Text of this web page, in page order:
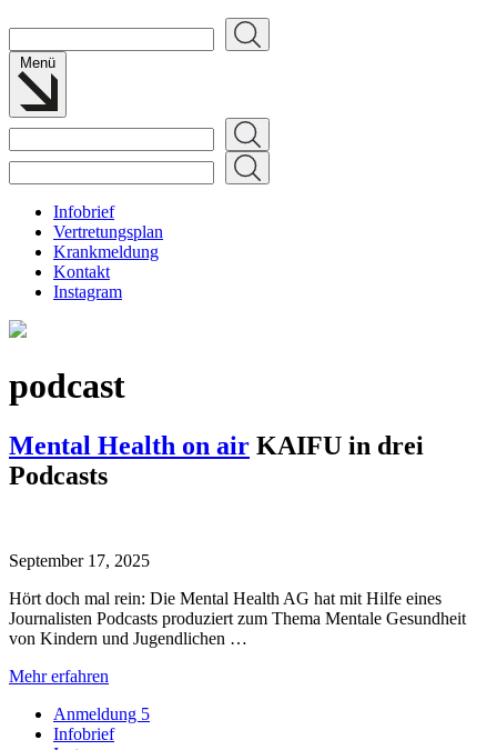
Suchen
Suchen
Suchen
Infobrief
Vertretungsplan
Krankmeldung
Kontakt
Instagram
podcast
Mental Health on air KAIFU in drei
Podcasts
September 17, 2025
Hört doch mal rein: Die Mental Health AG hat mit Hilfe eines
Journalisten Podcasts produziert zum Thema Mentale Gesundheit
von Kindern und Jugendlichen …
Mehr erfahren
Anmeldung 5
Infobrief